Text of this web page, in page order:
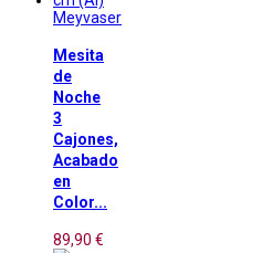
Meyvaser
Mesita
de
Noche
3
Cajones,
Acabado
en
Color...
89,90 €